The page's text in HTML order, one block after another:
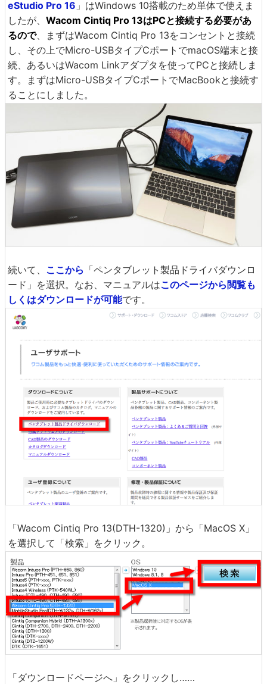
eStudio Pro 16 」はWindows 10搭載のため単体で使えま
したが、 Wacom Cintiq Pro 13はPCと接続する必要があ
るので、まずはWacom Cintiq Pro 13をコンセントと接続
し、その上でMicro-USBタイプCポートでmacOS端末と接
続、あるいはWacom Linkアダプタを使ってPCと接続しま
す。まずはMicro-USBタイプCポートでMacBookと接続す
ることにしました。
続いて、 ここから 「ペンタブレット製品ドライバダウンロ
ード」を選択。なお、マニュアルはこのページから閲覧も
しくはダウンロードが可能です。
「Wacom Cintiq Pro 13(DTH-1320)」から「MacOS X」
を選択して「検索」をクリック。
「ダウンロードページへ」をクリックし……